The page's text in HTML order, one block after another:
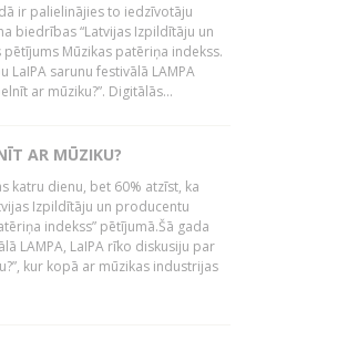
ir palielinājies to iedzīvotāju
biedrības “Latvijas Izpildītāju un
Mūzikas patēriņa indekss.
sarunu festivālā LAMPA
ar mūziku?”. Digitālās...
AR MŪZIKU?
katru dienu, bet 60% atzīst, ka
Izpildītāju un producentu
indekss” pētījumā.Šā gada
LAMPA, LaIPA rīko diskusiju par
kur kopā ar mūzikas industrijas